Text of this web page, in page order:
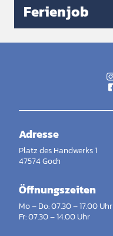
Ferienjob
Adresse
Platz des Handwerks 1
47574 Goch
Öffnungszeiten
Mo – Do: 07.30 – 17.00 Uhr
Fr: 07.30 – 14.00 Uhr